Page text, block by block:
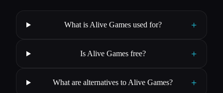
What is Alive Games used for? +
Is Alive Games free? +
What are alternatives to Alive Games? +